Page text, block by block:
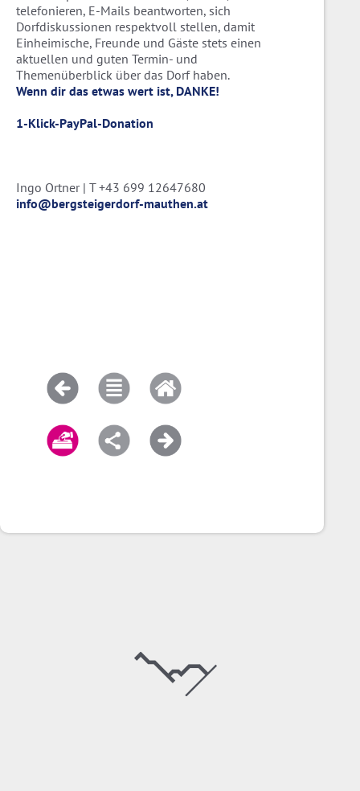
telefonieren, E-Mails beantworten, sich
Dorfdiskussionen respektvoll stellen, damit
Einheimische, Freunde und Gäste stets einen
aktuellen und guten Termin- und
Themenüberblick über das Dorf haben.
Wenn dir das etwas wert ist, DANKE!
1-Klick-PayPal-Donation
Ingo Ortner | T +43 699 12647680
info@bergsteigerdorf-mauthen.at